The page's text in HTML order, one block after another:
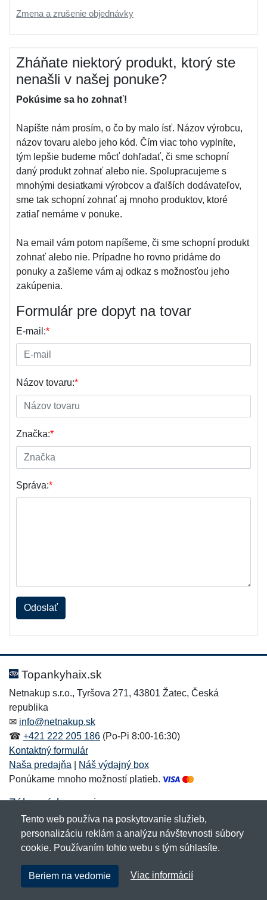
Zmena a zrušenie objednávky
Zháňate niektorý produkt, ktorý ste
nenašli v našej ponuke?
Pokúsime sa ho zohnať!
Napíšte nám prosím, o čo by malo ísť. Názov výrobcu,
názov tovaru alebo jeho kód. Čím viac toho vyplníte,
tým lepšie budeme môcť dohľadať, či sme schopní
daný produkt zohnať alebo nie. Spolupracujeme s
mnohými desiatkami výrobcov a ďalších dodávateľov,
sme tak schopní zohnať aj mnoho produktov, ktoré
zatiaľ nemáme v ponuke.
Na email vám potom napíšeme, či sme schopní produkt
zohnať alebo nie. Prípadne ho rovno pridáme do
ponuky a zašleme vám aj odkaz s možnosťou jeho
zakúpenia.
Formulár pre dopyt na tovar
E-mail:*
Názov tovaru:*
Značka:*
Správa:*
Odoslať
Topankyhaix.sk
Netnakup s.r.o., Tyršova 271, 43801 Žatec, Česká
republika
✉ info@netnakup.sk
☎ +421 222 205 186 (Po-Pi 8:00-16:30)
Kontaktný formulár
Naša predajňa
Náš výdajný box
Ponúkame mnoho možností platieb.
Zákaznícky servis
Novinky emailom
Copyright © 2007-2026 (19 rokov s vami)Netnakup.sk
NetIQ. Všetky práva vyhradené.
Tento web používa na poskytovanie služieb,
personalizáciu reklám a analýzu návštevnosti súbory
cookie. Používaním tohto webu s tým súhlasíte.
Beriem na vedomie Viac informácií